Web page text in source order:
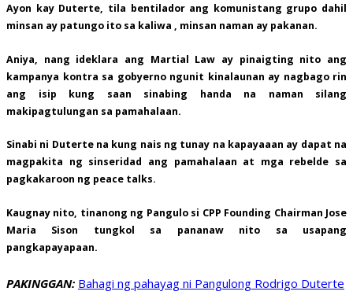
Ayon kay Duterte, tila bentilador ang komunistang grupo dahil
minsan ay patungo ito sa kaliwa , minsan naman ay pakanan.
Aniya, nang ideklara ang Martial Law ay pinaigting nito ang
kampanya kontra sa gobyerno ngunit kinalaunan ay nagbago rin
ang isip kung saan sinabing handa na naman silang
makipagtulungan sa pamahalaan.
Sinabi ni Duterte na kung nais ng tunay na kapayaaan ay dapat na
magpakita ng sinseridad ang pamahalaan at mga rebelde sa
pagkakaroon ng peace talks.
Kaugnay nito, tinanong ng Pangulo si CPP Founding Chairman Jose
Maria Sison tungkol sa pananaw nito sa usapang
pangkapayapaan.
PAKINGGAN: Bahagi ng pahayag ni Pangulong Rodrigo Duterte